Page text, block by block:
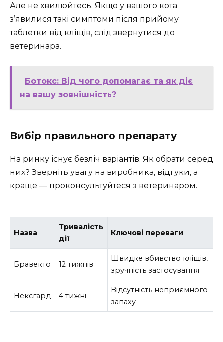
Але не хвилюйтесь. Якщо у вашого кота
з’явилися такі симптоми після прийому
таблетки від кліщів, слід звернутися до
ветеринара.
Ботокс: Від чого допомагає та як діє
на вашу зовнішність?
Вибір правильного препарату
На ринку існує безліч варіантів. Як обрати серед
них? Зверніть увагу на виробника, відгуки, а
краще — проконсультуйтеся з ветеринаром.
Назва
Тривалість
дії
Ключові переваги
Бравекто 12 тижнів
Швидке вбивство кліщів,
зручність застосування
Нексгард 4 тижні
Відсутність неприємного
запаху